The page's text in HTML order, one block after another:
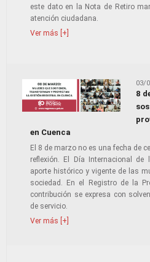
este dato en la Nota de Retiro
atención ciudadana.
Ver más [+]
03/
8
en Cuenca
El 8 de marzo no es una fecha de
reflexión. El Día Internacional de
aporte histórico y vigente de las
sociedad. En el Registro de la
contribución se expresa con
de servicio.
Ver más [+]